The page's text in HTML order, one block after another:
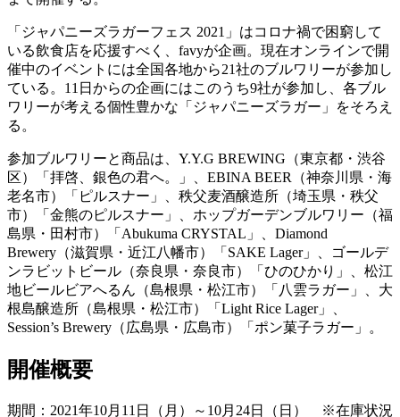
「ジャパニーズラガーフェス 2021」はコロナ禍で困窮して
いる飲食店を応援すべく、favyが企画。現在オンラインで開
催中のイベントには全国各地から21社のブルワリーが参加し
ている。11日からの企画にはこのうち9社が参加し、各ブル
ワリーが考える個性豊かな「ジャパニーズラガー」をそろえ
る。
参加ブルワリーと商品は、Y.Y.G BREWING（東京都・渋谷
区）「拝啓、銀色の君へ。」、EBINA BEER（神奈川県・海
老名市）「ピルスナー」、秩父麦酒醸造所（埼玉県・秩父
市）「金熊のピルスナー」、ホップガーデンブルワリー（福
島県・田村市）「Abukuma CRYSTAL」、Diamond
Brewery（滋賀県・近江八幡市）「SAKE Lager」、ゴールデ
ンラビットビール（奈良県・奈良市）「ひのひかり」、松江
地ビールビアへるん（島根県・松江市）「八雲ラガー」、大
根島醸造所（島根県・松江市）「Light Rice Lager」、
Session’s Brewery（広島県・広島市）「ポン菓子ラガー」。
開催概要
期間：2021年10月11日（月）～10月24日（日） ※在庫状況